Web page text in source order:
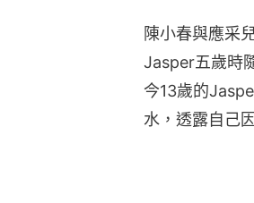
陳小春與應采
Jasper五歲時
今13歲的
水，透露自己